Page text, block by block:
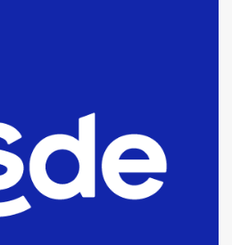
por
de drogas en la
se vendió el edificio de
la planta Industrial del